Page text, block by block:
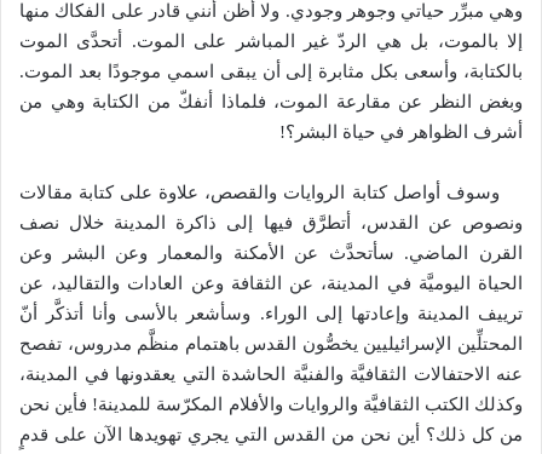
وهي مبرِّر حياتي وجوهر وجودي. ولا أظن أنني قادر على الفكاك منها
إلا بالموت، بل هي الردّ غير المباشر على الموت. أتحدَّى الموت
بالكتابة، وأسعى بكل مثابرة إلى أن يبقى اسمي موجودًا بعد الموت.
وبغض النظر عن مقارعة الموت، فلماذا أنفكّ من الكتابة وهي من
أشرف الظواهر في حياة البشر؟!
وسوف أواصل كتابة الروايات والقصص، علاوة على كتابة مقالات
ونصوص عن القدس، أتطرَّق فيها إلى ذاكرة المدينة خلال نصف
القرن الماضي. سأتحدَّث عن الأمكنة والمعمار وعن البشر وعن
الحياة اليوميَّة في المدينة، عن الثقافة وعن العادات والتقاليد، عن
ترييف المدينة وإعادتها إلى الوراء. وسأشعر بالأسى وأنا أتذكَّر أنّ
المحتلِّين الإسرائيليين يخصُّون القدس باهتمام منظَّم مدروس، تفصح
عنه الاحتفالات الثقافيَّة والفنيَّة الحاشدة التي يعقدونها في المدينة،
وكذلك الكتب الثقافيَّة والروايات والأفلام المكرّسة للمدينة! فأين نحن
من كل ذلك؟ أين نحن من القدس التي يجري تهويدها الآن على قدمٍ